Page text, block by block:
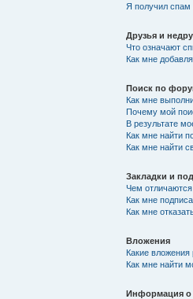
Я получил спам
Друзья и
Что означают
Как мне
Поиск по
Как мне
Почему мой
В результате
Как мне найти
Как мне найти
Закладки и
Чем отличаются
Как мне
Как мне
Вложения
Какие
Как мне найти
Информация о